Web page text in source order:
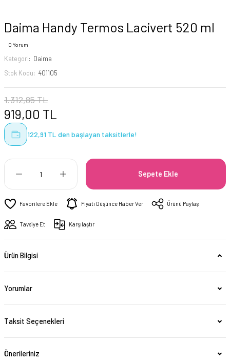
Daima Handy Termos Lacivert 520 ml
0 Yorum
Kategori
Daima
Stok Kodu
401105
1.312,85 TL
919,00 TL
122,91 TL den başlayan taksitlerle!
Sepete Ekle
Fiyatı Düşünce Haber Ver Ürünü Paylaş
Tavsiye Et Karşılaştır
Ürün Bilgisi
Yorumlar
Taksit Seçenekleri
Önerileriniz